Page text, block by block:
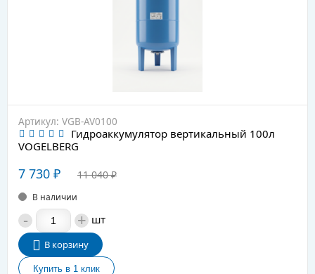
Артикул: VGB-AV0100
Гидроаккумулятор вертикальный 100л
VOGELBERG
7 730 ₽ 11 040₽
В наличии
- + шт
В корзину